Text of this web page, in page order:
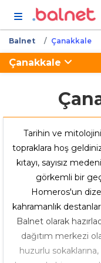
Balnet Çanakkale
Çanakkale
Tarihin ve
topraklara hoş
kıtayı, sayısız
görkemli bir
Homeros'un
kahramanlık
Balnet olarak
dağıtım merkezi
huzurlu